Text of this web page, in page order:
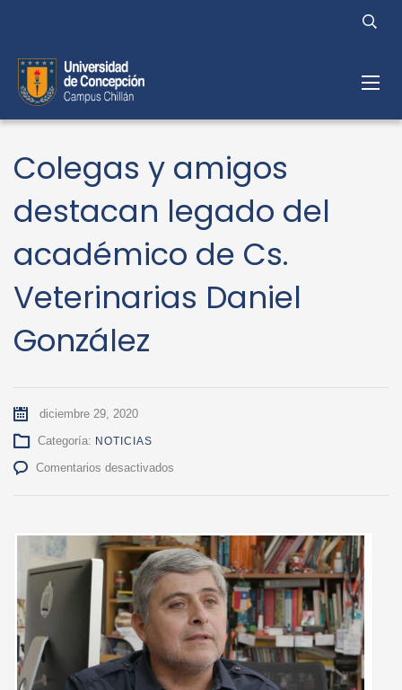
Colegas y amigos
destacan legado del
académico de Cs.
Veterinarias Daniel
González
diciembre 29, 2020
Categoría: NOTICIAS
Comentarios desactivados
destacan
legado
del
académico
de
Cs.
Veterinarias
Daniel
González